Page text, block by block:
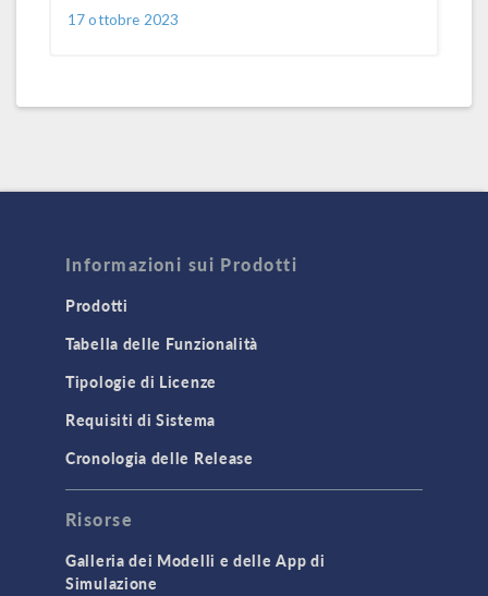
17 ottobre 2023
Informazioni sui Prodotti
Prodotti
Tabella delle Funzionalità
Tipologie di Licenze
Requisiti di Sistema
Cronologia delle Release
Risorse
Galleria dei Modelli e delle App di
Simulazione